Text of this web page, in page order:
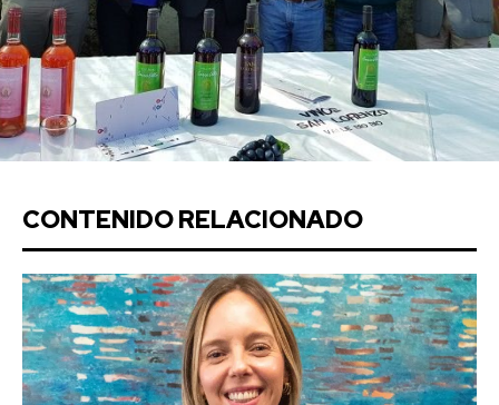
CONTENIDO RELACIONADO